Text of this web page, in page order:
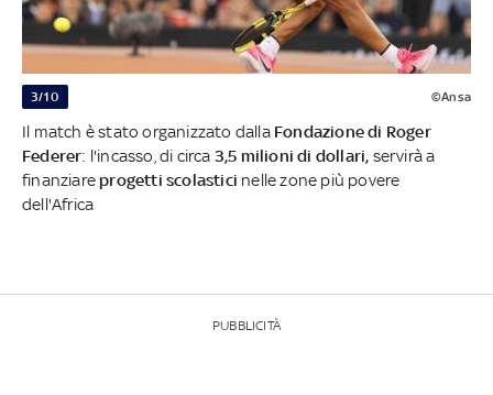
3/10 ©Ansa
Il match è stato organizzato dalla Fondazione di Roger
Federer: l'incasso, di circa 3,5 milioni di dollari, servirà a
finanziare progetti scolastici nelle zone più povere
dell'Africa
PUBBLICITÀ